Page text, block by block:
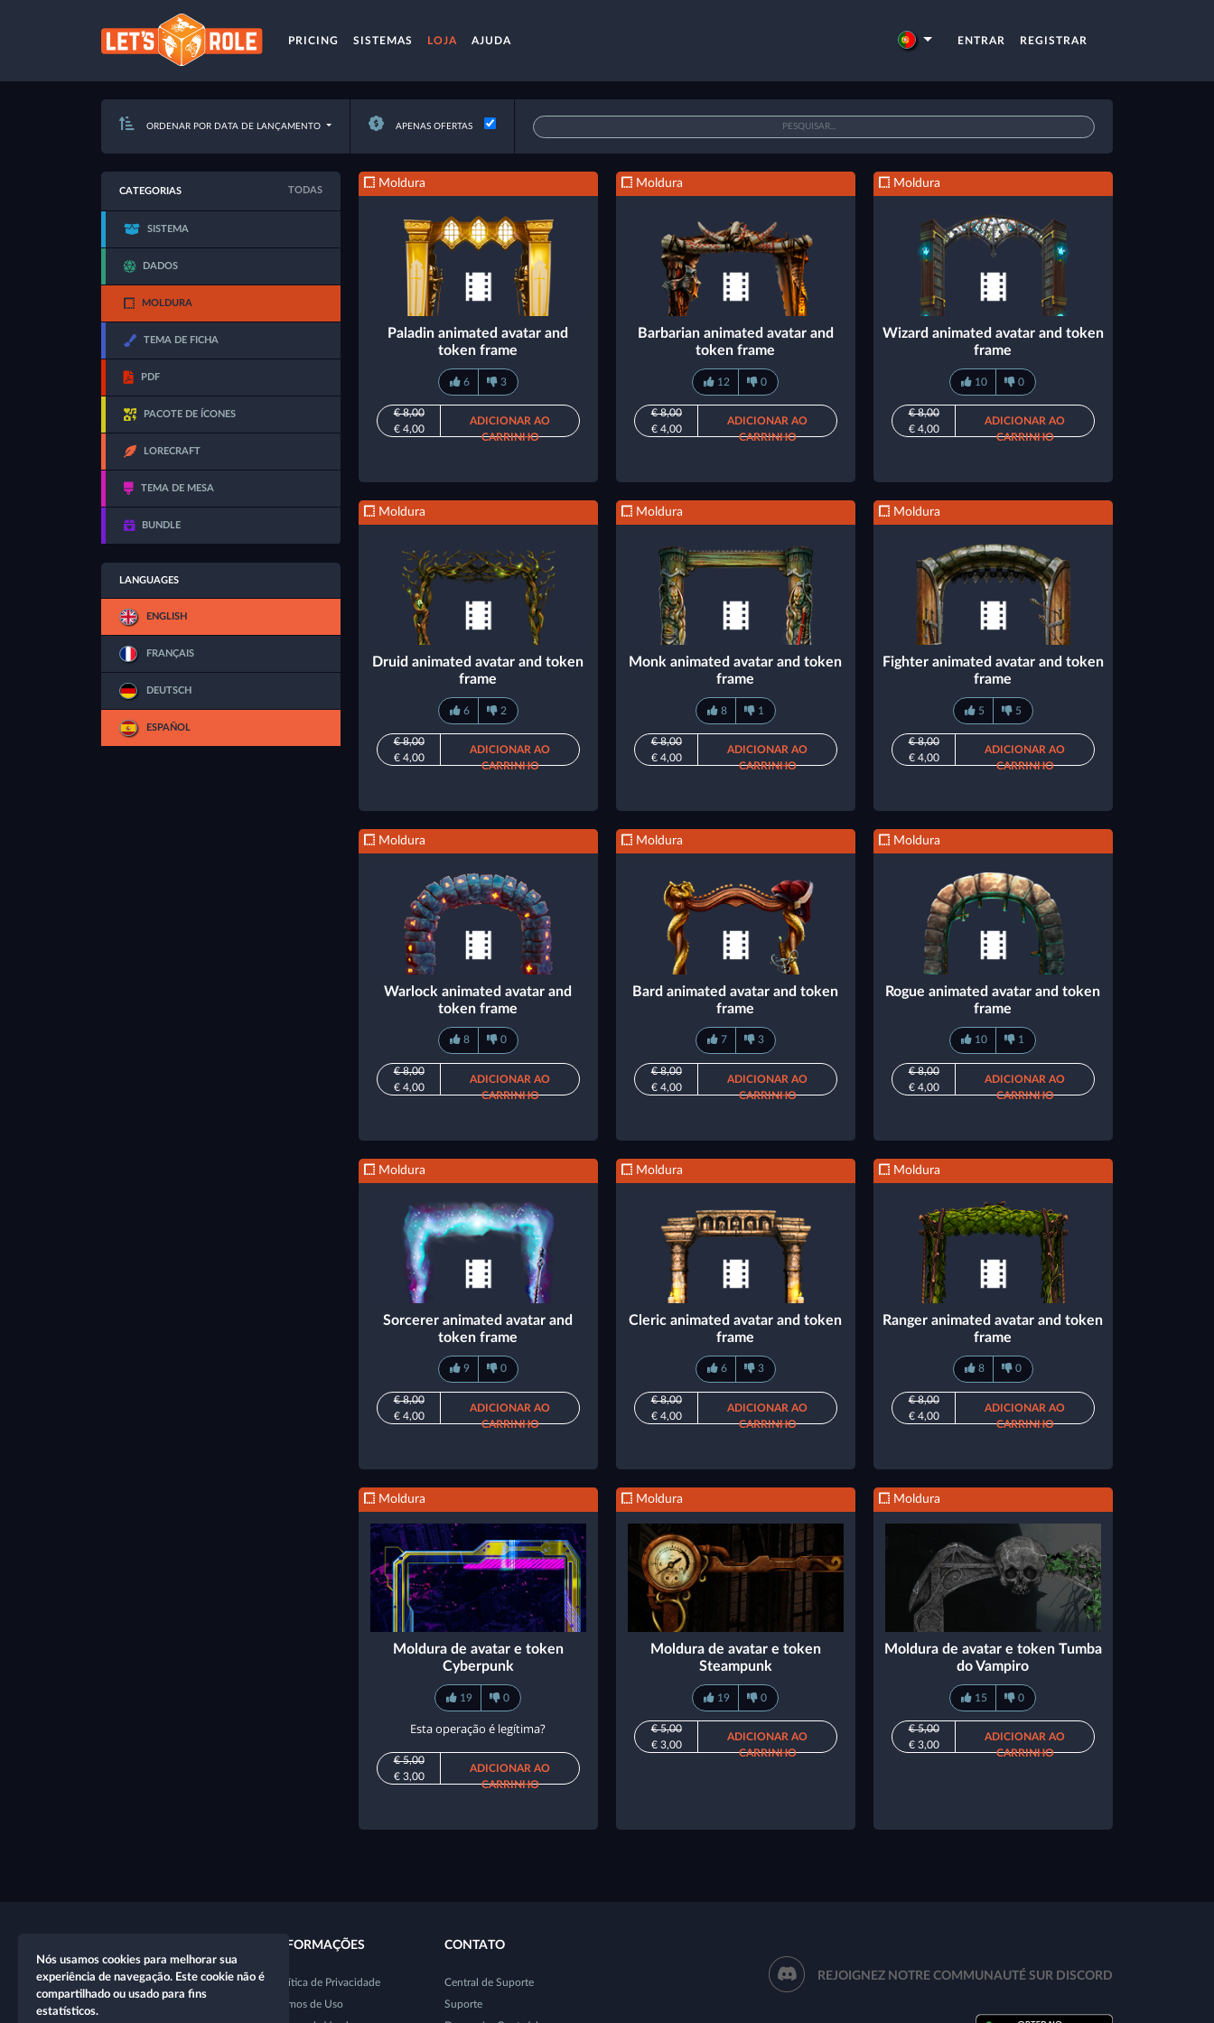
PRICING SISTEMAS LOJA AJUDA ENTRAR REGISTRAR
ORDENAR POR DATA DE LANÇAMENTO APENAS OFERTAS
CATEGORIAS TODAS
SISTEMA
DADOS
MOLDURA
TEMA DE FICHA
PDF
PACOTE DE ÍCONES
LORECRAFT
TEMA DE MESA
BUNDLE
LANGUAGES
ENGLISH
FRANÇAIS
DEUTSCH
ESPAÑOL
Moldura
Paladin animated avatar and
token frame
6 3
€ 8,00
€ 4,00
ADICIONAR AO
CARRINHO
Moldura
Barbarian animated avatar and
token frame
12 0
€ 8,00
€ 4,00
ADICIONAR AO
CARRINHO
Moldura
Wizard animated avatar and token
frame
10 0
€ 8,00
€ 4,00
ADICIONAR AO
CARRINHO
Moldura
Druid animated avatar and token
frame
6 2
€ 8,00
€ 4,00
ADICIONAR AO
CARRINHO
Moldura
Monk animated avatar and token
frame
8 1
€ 8,00
€ 4,00
ADICIONAR AO
CARRINHO
Moldura
Fighter animated avatar and token
frame
5 5
€ 8,00
€ 4,00
ADICIONAR AO
CARRINHO
Moldura
Warlock animated avatar and
token frame
8 0
€ 8,00
€ 4,00
ADICIONAR AO
CARRINHO
Moldura
Bard animated avatar and token
frame
7 3
€ 8,00
€ 4,00
ADICIONAR AO
CARRINHO
Moldura
Rogue animated avatar and token
frame
10 1
€ 8,00
€ 4,00
ADICIONAR AO
CARRINHO
Moldura
Sorcerer animated avatar and
token frame
9 0
€ 8,00
€ 4,00
ADICIONAR AO
CARRINHO
Moldura
Cleric animated avatar and token
frame
6 3
€ 8,00
€ 4,00
ADICIONAR AO
CARRINHO
Moldura
Ranger animated avatar and token
frame
8 0
€ 8,00
€ 4,00
ADICIONAR AO
CARRINHO
Moldura
Moldura de avatar e token
Cyberpunk
19 0
Esta operação é legítima?
€ 5,00
€ 3,00
ADICIONAR AO
CARRINHO
Moldura
Moldura de avatar e token
Steampunk
19 0
€ 5,00
€ 3,00
ADICIONAR AO
CARRINHO
Moldura
Moldura de avatar e token Tumba
do Vampiro
15 0
€ 5,00
€ 3,00
ADICIONAR AO
CARRINHO
Novo personagem
INFORMAÇÕES
Política de Privacidade
Termos de Uso
CONTATO
Central de Suporte
Suporte
REJOIGNEZ NOTRE COMMUNAUTÉ SUR DISCORD
Nós usamos cookies para melhorar sua
experiência de navegação. Este cookie não é
compartilhado ou usado para fins
estatísticos.